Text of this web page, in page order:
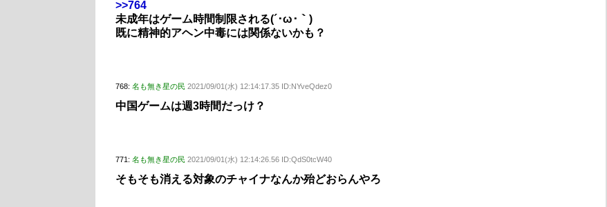
>>764
未成年はゲーム時間制限される(´･ω･｀)
既に精神的アヘン中毒には関係ないかも？
768: 名も無き星の民 2021/09/01(水) 12:14:17.35 ID:NYveQdez0
中国ゲームは週3時間だっけ？
771: 名も無き星の民 2021/09/01(水) 12:14:26.56 ID:QdS0tcW40
そもそも消える対象のチャイナなんか殆どおらんやろ